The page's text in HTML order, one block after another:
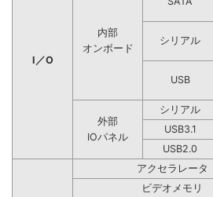
I／O
内部
オンボード
シリアル
USB
外部
IOパネル
シリアル
USB3.1
USB2.0
アクセラレータ
ビデオメモリ